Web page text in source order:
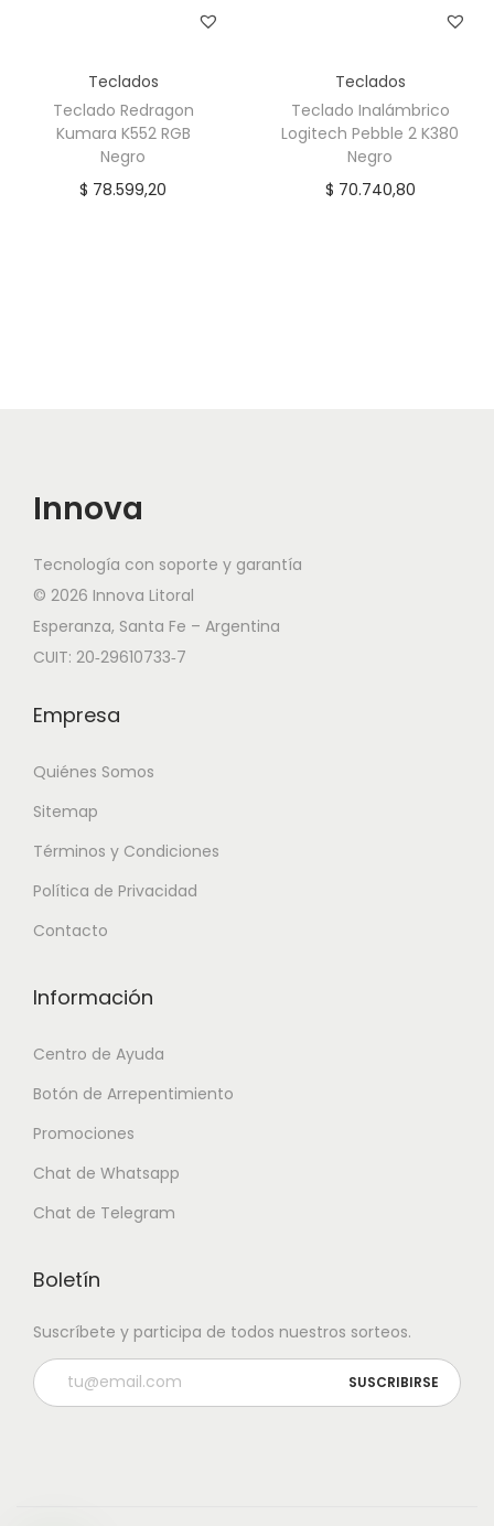
Teclados
Teclado Redragon
Kumara K552 RGB
Negro
$ 78.599,20
Teclados
Teclado Inalámbrico
Logitech Pebble 2 K380
Negro
$ 70.740,80
Innova
Tecnología con soporte y garantía
© 2026 Innova Litoral
Esperanza, Santa Fe – Argentina
CUIT: 20‑29610733‑7
Empresa
Quiénes Somos
Sitemap
Términos y Condiciones
Política de Privacidad
Contacto
Información
Centro de Ayuda
Botón de Arrepentimiento
Promociones
Chat de Whatsapp
Chat de Telegram
Boletín
Suscríbete y participa de todos nuestros sorteos.